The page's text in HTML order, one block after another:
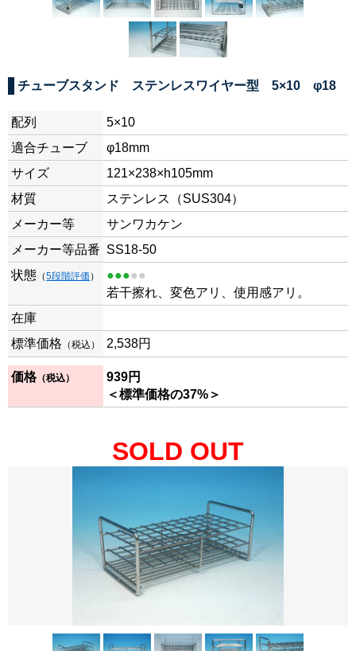
チューブスタンド ステンレスワイヤー型 5×10 φ18
配列
5×10
適合チューブ
φ18mm
サイズ
121×238×h105mm
材質
ステンレス（SUS304）
メーカー等
サンワカケン
メーカー等品番 SS18-50
状態 （5段階評価 ） ●●●●●
若干擦れ、変色アリ、使用感アリ。
在庫
標準価格 （税込） 2,538円
価格（税込） 939円
＜標準価格の37%＞
SOLD OUT